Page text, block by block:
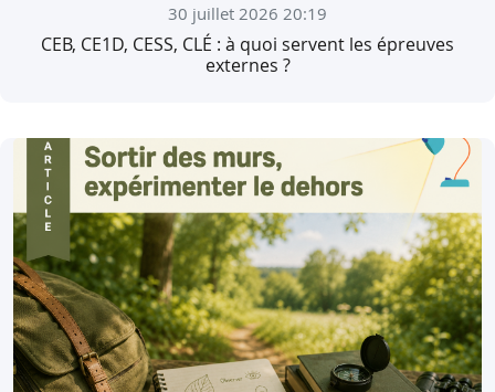
30 juillet 2026 20:19
CEB, CE1D, CESS, CLÉ : à quoi servent les épreuves
externes ?